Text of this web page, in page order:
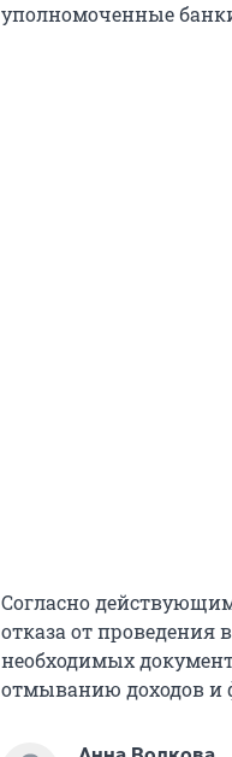
уполномоченные
Согласно
отказа от проведения
необходимых
отмыванию доходов и